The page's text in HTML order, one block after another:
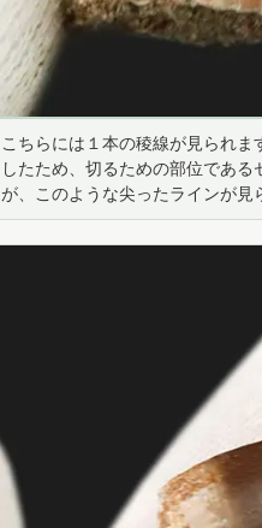
こちらには１本の稜線が見られ
したため、切るための部位であ
が、このような尖ったラインが見